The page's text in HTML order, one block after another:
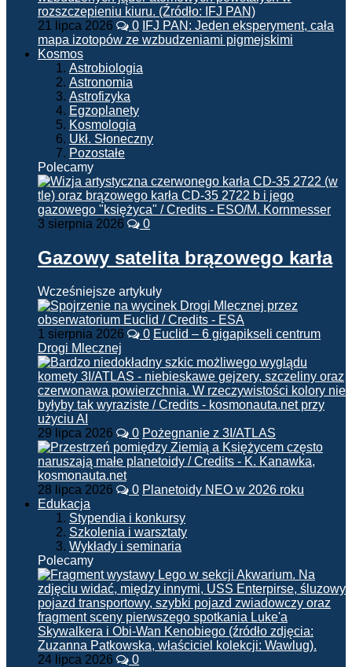
21 lipca 2026 0 IFJ PAN: Jeden eksperyment, cała
mapa izotopów ze wzbudzeniami pigmejskimi
Kosmos
Astrobiologia
Astronomia
Astrofizyka
Egzoplanety
Kosmologia
Ukł. Słoneczny
Pozostałe
Polecamy
3 sierpnia 2026 0
Gazowy satelita brązowego karła
Wcześniejsze artykuły
1 sierpnia 2026 0 Euclid – 6 gigapikseli centrum
Drogi Mlecznej
29 lipca 2026 0 Pożegnanie z 3I/ATLAS
28 lipca 2026 0 Planetoidy NEO w 2026 roku
Edukacja
Stypendia i konkursy
Szkolenia i warsztaty
Wykłady i seminaria
Polecamy
24 lipca 2026 0